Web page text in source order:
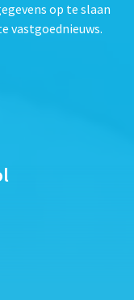
op te slaan
vastgoednieuws.